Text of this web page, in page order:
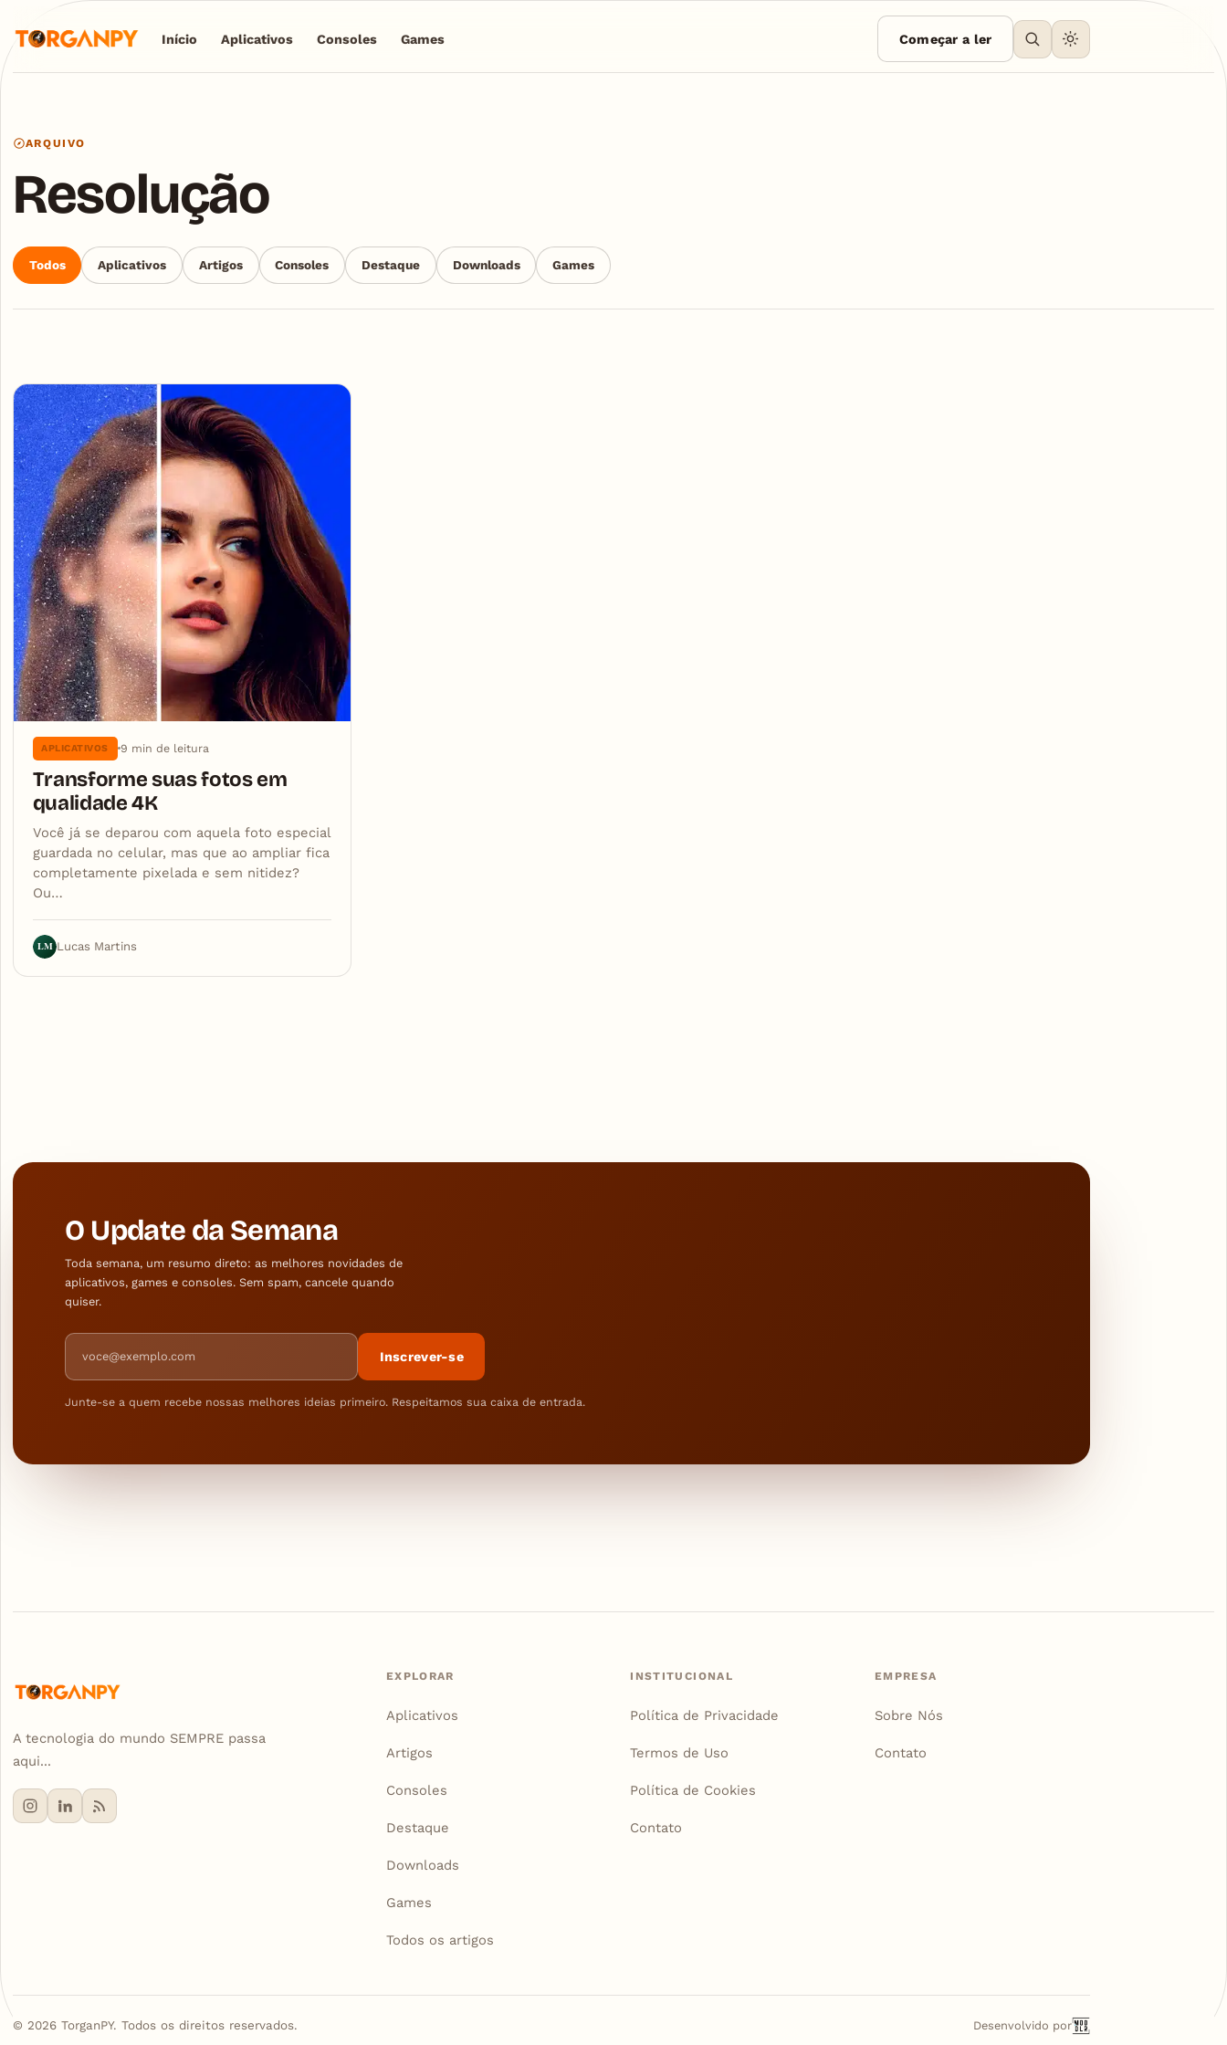
Início Aplicativos Consoles Games Começar a ler
ARQUIVO
Resolução
Todos Aplicativos Artigos Consoles Destaque Downloads Games
Articles
APLICATIVOS 9 min de leitura
Transforme suas fotos em
qualidade 4K
Você já se deparou com aquela foto especial
guardada no celular, mas que ao ampliar fica
completamente pixelada e sem nitidez?
Ou…
LM Lucas Martins
O Update da Semana
Toda semana, um resumo direto: as melhores novidades de
aplicativos, games e consoles. Sem spam, cancele quando
quiser.
Endereço de e-mail
Inscrever-se
Junte-se a quem recebe nossas melhores ideias primeiro. Respeitamos sua caixa de entrada.
A tecnologia do mundo SEMPRE passa
aqui...
EXPLORAR
Aplicativos
Artigos
Consoles
Destaque
Downloads
Games
Todos os artigos
INSTITUCIONAL
Política de Privacidade
Termos de Uso
Política de Cookies
Contato
EMPRESA
Sobre Nós
Contato
© 2026TorganPY. Todos os direitos reservados. Desenvolvido por